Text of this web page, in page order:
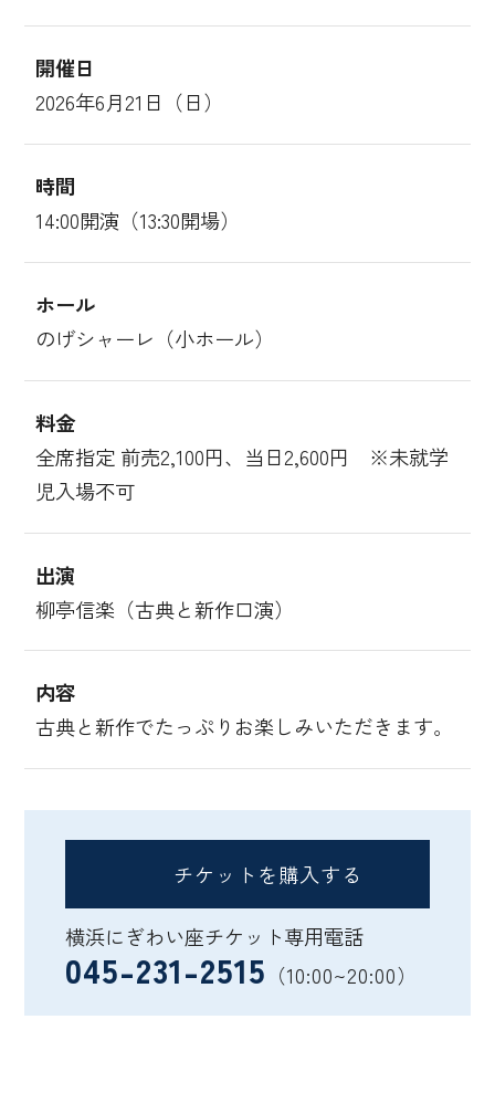
開催日
2026年6月21日（日）
時間
14:00開演（13:30開場）
ホール
のげシャーレ（小ホール）
料金
全席指定 前売2,100円、当日2,600円 ※未就学
児入場不可
出演
柳亭信楽（古典と新作口演）
内容
古典と新作でたっぷりお楽しみいただきます。
チケットを購入する
横浜にぎわい座チケット専用電話
045-231-2515 （10:00~20:00）